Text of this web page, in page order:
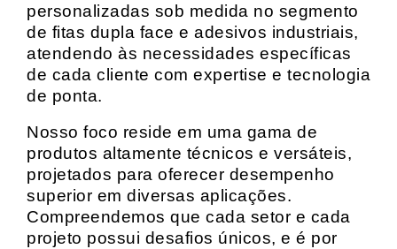
personalizadas sob medida no segmento
de fitas dupla face e adesivos industriais,
atendendo às necessidades específicas
de cada cliente com expertise e tecnologia
de ponta.
Nosso foco reside em uma gama de
produtos altamente técnicos e versáteis,
projetados para oferecer desempenho
superior em diversas aplicações.
Compreendemos que cada setor e cada
projeto possui desafios únicos, e é por